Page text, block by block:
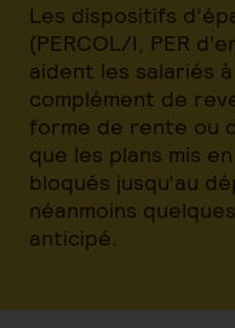
Les dispositifs
(PERCOL/I, PER
aident les salariés
complément de
forme de rente ou
que les plans mis
bloqués jusqu’au
néanmoins
anticipé.